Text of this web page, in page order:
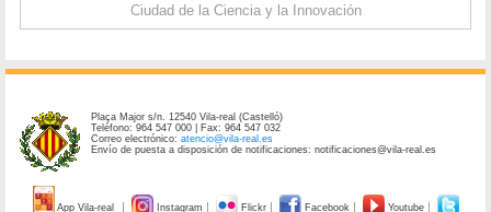
Ciudad de la Ciencia y la Innovación
Plaça Major s/n. 12540 Vila-real (Castelló)
Teléfono: 964 547 000 | Fax: 964 547 032
Correo electrónico:atencio@vila-real.es
Envío de puesta a disposición de notificaciones: notificaciones@vila-real.es
App Vila-real Instagram Flickr Facebook Youtube